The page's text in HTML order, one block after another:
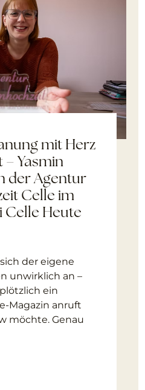
mit Herz
Yasmin
der Agentur
Celle im
Celle Heute
der eigene
unwirklich an –
ein
Magazin anruft
möchte. Genau